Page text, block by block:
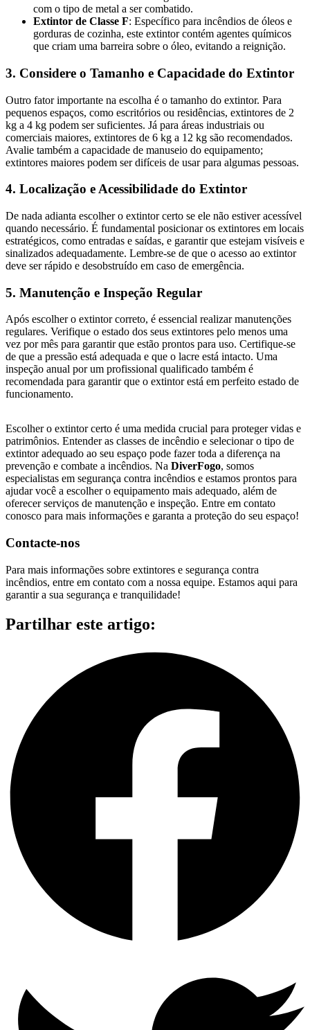
com o tipo de metal a ser combatido.
Extintor de Classe F: Específico para incêndios de óleos e
gorduras de cozinha, este extintor contém agentes químicos
que criam uma barreira sobre o óleo, evitando a reignição.
3. Considere o Tamanho e Capacidade do Extintor
Outro fator importante na escolha é o tamanho do extintor. Para
pequenos espaços, como escritórios ou residências, extintores de 2
kg a 4 kg podem ser suficientes. Já para áreas industriais ou
comerciais maiores, extintores de 6 kg a 12 kg são recomendados.
Avalie também a capacidade de manuseio do equipamento;
extintores maiores podem ser difíceis de usar para algumas pessoas.
4. Localização e Acessibilidade do Extintor
De nada adianta escolher o extintor certo se ele não estiver acessível
quando necessário. É fundamental posicionar os extintores em locais
estratégicos, como entradas e saídas, e garantir que estejam visíveis e
sinalizados adequadamente. Lembre-se de que o acesso ao extintor
deve ser rápido e desobstruído em caso de emergência.
5. Manutenção e Inspeção Regular
Após escolher o extintor correto, é essencial realizar manutenções
regulares. Verifique o estado dos seus extintores pelo menos uma
vez por mês para garantir que estão prontos para uso. Certifique-se
de que a pressão está adequada e que o lacre está intacto. Uma
inspeção anual por um profissional qualificado também é
recomendada para garantir que o extintor está em perfeito estado de
funcionamento.
Escolher o extintor certo é uma medida crucial para proteger vidas e
patrimônios. Entender as classes de incêndio e selecionar o tipo de
extintor adequado ao seu espaço pode fazer toda a diferença na
prevenção e combate a incêndios. Na DiverFogo, somos
especialistas em segurança contra incêndios e estamos prontos para
ajudar você a escolher o equipamento mais adequado, além de
oferecer serviços de manutenção e inspeção. Entre em contato
conosco para mais informações e garanta a proteção do seu espaço!
Contacte-nos
Para mais informações sobre extintores e segurança contra
incêndios, entre em contato com a nossa equipe. Estamos aqui para
garantir a sua segurança e tranquilidade!
Partilhar este artigo: